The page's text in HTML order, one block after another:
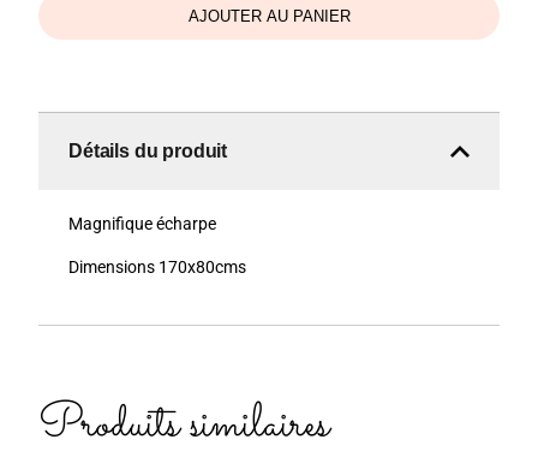
AJOUTER AU PANIER
Détails du produit
Magnifique écharpe
Dimensions 170x80cms
Produits similaires